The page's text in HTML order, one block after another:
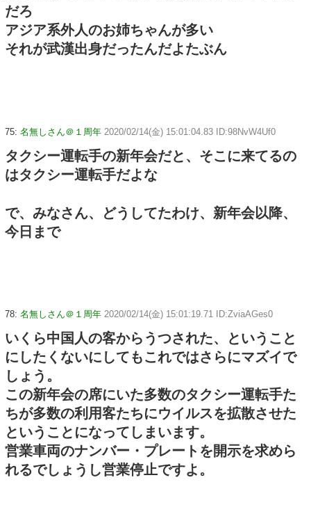
だろ
アジア系外人のお姉ちゃんが多い
それが武漢出身だったんだよたぶん
75: 名無しさん＠１周年 2020/02/14(金) 15:01:04.83 ID:98NvW4Uf0
タクシー運転手の新年会だと、そこに来てるの
はタクシー運転手だよな
で、みなさん、どうしてたわけ、新年会以降、
今日まで
78: 名無しさん＠１周年 2020/02/14(金) 15:01:19.71 ID:ZviaAGes0
いくら中国人の客からうつされた、ということ
にしたくないにしてもこれではさらにマズイで
しょう。
この新年会の席にいた多数のタクシー運転手た
ちが多数の利用客たちにウイルスを拡散させた
ということになってしまいます。
営業車両のナンバー・プレートを開示を求めら
れるでしょうし営業停止ですよ。